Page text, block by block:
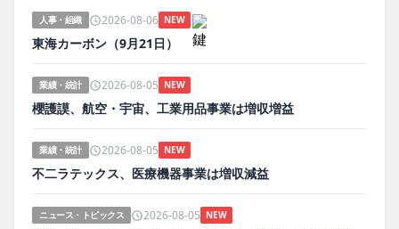
人事・組織 2026-08-06 NEW
東海カーボン（9月21日）
業績・統計 2026-08-05 NEW
櫻護謨、航空・宇宙、工業用品事業は増収増益
業績・統計 2026-08-05 NEW
不二ラテックス、医療機器事業は増収減益
ニュース・トピックス 2026-08-05 NEW